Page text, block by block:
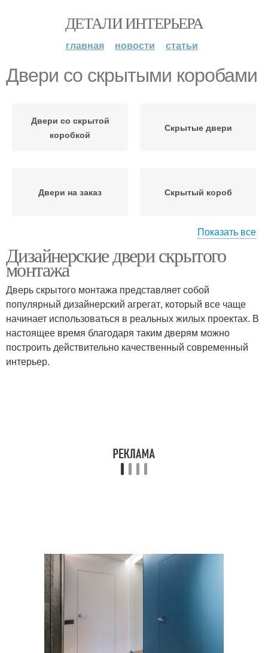
ДЕТАЛИ ИНТЕРЬЕРА
главная новости статьи
Двери со скрытыми коробами
Двери со скрытой
коробкой
Скрытые двери
Двери на заказ Скрытый короб
Двери со скрытыми
петлями
Скрытый монтаж
Показать все
Дизайнерские двери скрытого
монтажа
Дверь скрытого монтажа представляет собой
популярный дизайнерский агрегат, который все чаще
начинает использоваться в реальных жилых проектах. В
настоящее время благодаря таким дверям можно
построить действительно качественный современный
интерьер.